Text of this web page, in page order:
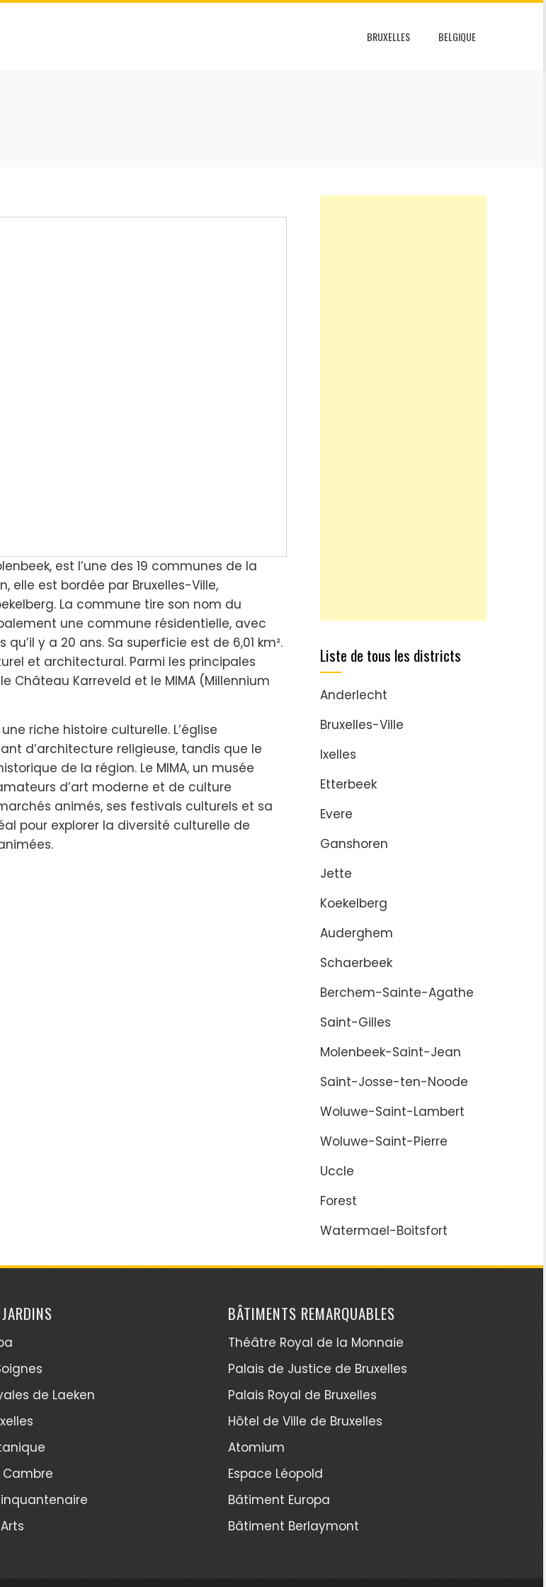
BRUXELLES BELGIQUE
est l’une des 19 communes de la
elle est bordée par Bruxelles-Ville,
La commune tire son nom du
une commune résidentielle, avec
y a 20 ans. Sa superficie est de 6,01 km².
et architectural. Parmi les principales
Château Karreveld et le MIMA (Millennium
riche histoire culturelle. L’église
d’architecture religieuse, tandis que le
de la région. Le MIMA, un musée
d’art moderne et de culture
animés, ses festivals culturels et sa
pour explorer la diversité culturelle de
Liste de tous les districts
Anderlecht
Bruxelles-Ville
Ixelles
Etterbeek
Evere
Ganshoren
Jette
Koekelberg
Auderghem
Schaerbeek
Berchem-Sainte-Agathe
Saint-Gilles
Molenbeek-Saint-Jean
Saint-Josse-ten-Noode
Woluwe-Saint-Lambert
Woluwe-Saint-Pierre
Uccle
Forest
Watermael-Boitsfort
de Laeken
Cambre
BÂTIMENTS REMARQUABLES
Théâtre Royal de la Monnaie
Palais de Justice de Bruxelles
Palais Royal de Bruxelles
Hôtel de Ville de Bruxelles
Atomium
Espace Léopold
Bâtiment Europa
Bâtiment Berlaymont